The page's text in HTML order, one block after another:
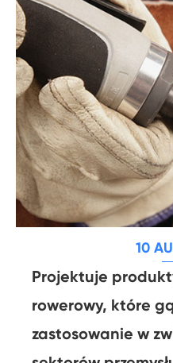
10
Projektuje
rowerowy, które
zastosowanie w